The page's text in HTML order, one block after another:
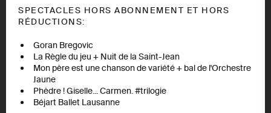
SPECTACLES HORS ABONNEMENT ET HORS
RÉDUCTIONS:
Goran Bregovic
La Règle du jeu + Nuit de la Saint-Jean
Mon père est une chanson de variété + bal de l'Orchestre
Jaune
Phèdre ! Giselle... Carmen. #trilogie
Béjart Ballet Lausanne